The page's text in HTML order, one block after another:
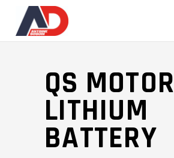
QS MOTOR
LITHIUM
BATTERY